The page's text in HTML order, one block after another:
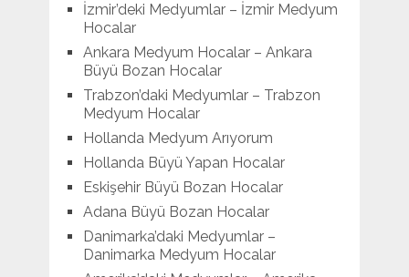
İzmir’deki Medyumlar – İzmir Medyum
Hocalar
Ankara Medyum Hocalar – Ankara
Büyü Bozan Hocalar
Trabzon’daki Medyumlar – Trabzon
Medyum Hocalar
Hollanda Medyum Arıyorum
Hollanda Büyü Yapan Hocalar
Eskişehir Büyü Bozan Hocalar
Adana Büyü Bozan Hocalar
Danimarka’daki Medyumlar –
Danimarka Medyum Hocalar